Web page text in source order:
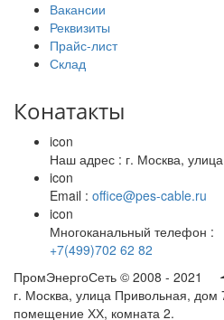
Вакансии
Реквизиты
Прайс-лист
Склад
Конатакты
icon
Наш адрес : г. Москва,
icon
Email : office@pes-cable.ru
icon
Многоканальный телефон :
+7(499)702 62 82
ПромЭнергоСеть © 2008 - 2021
г. Москва, улица Привольная,
помещение ХХ, комната 2.